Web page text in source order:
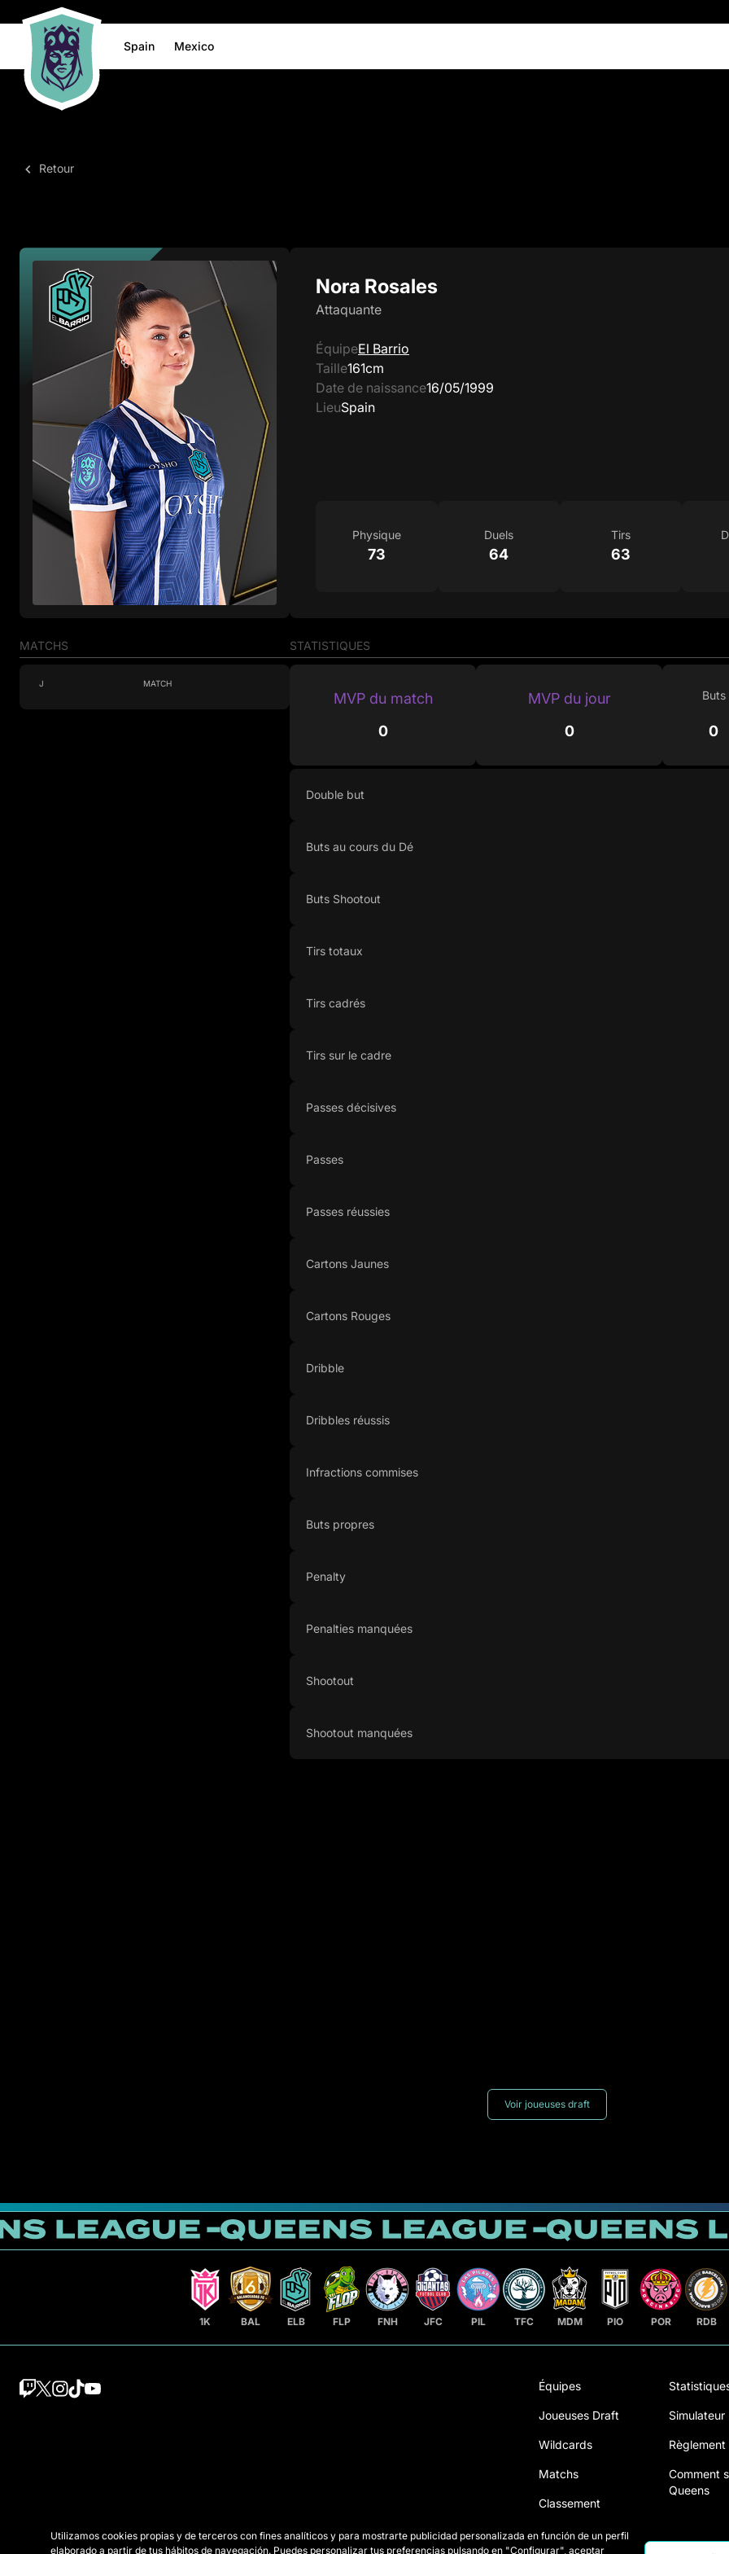
Spain Mexico
Retour
Nora Rosales
Attaquante
ÉquipeEl Barrio
Taille161cm
Date de naissance16/05/1999
LieuSpain
Physique
73
Duels
64
Tirs
63
MATCHS
J MATCH
STATISTIQUES
MVP du match
0
MVP du jour
0
Buts
0
Double but
Buts au cours du Dé
Buts Shootout
Tirs totaux
Tirs cadrés
Tirs sur le cadre
Passes décisives
Passes
Passes réussies
Cartons Jaunes
Cartons Rouges
Dribble
Dribbles réussis
Infractions commises
Buts propres
Penalty
Penalties manquées
Shootout
Shootout manquées
Voir joueuses draft
1K BAL ELB FLP FNH JFC PIL TFC MDM PIO POR RDB
Équipes
Joueuses Draft
Wildcards
Matchs
Classement
Simulateur
Règlement
Comment
Queens
Utilizamos cookies propias y de terceros con fines analíticos y para mostrarte publicidad personalizada en función de un perfil
elaborado a partir de tus hábitos de navegación. Puedes personalizar tus preferencias pulsando en "Configurar", aceptar